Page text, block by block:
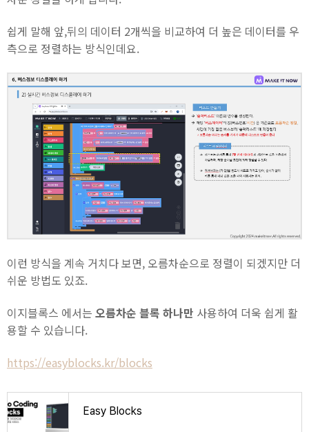
쉽게 말해 앞,뒤의 데이터 2개씩을 비교하여 더 높은 데이터를 우
측으로 정렬하는 방식인데요.
이런 방식을 계속 거치다 보면, 오름차순으로 정렬이 되겠지만 더
쉬운 방법도 있죠.
이지블록스 에서는 오름차순 블록 하나만 사용하여 더욱 쉽게 활
용할 수 있습니다.
https://easyblocks.kr/blocks
Easy Blocks